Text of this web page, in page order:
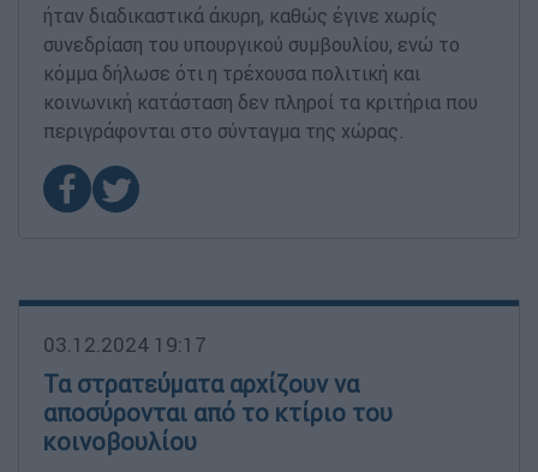
ήταν διαδικαστικά άκυρη, καθώς έγινε χωρίς
συνεδρίαση του υπουργικού συμβουλίου, ενώ το
κόμμα δήλωσε ότι η τρέχουσα πολιτική και
κοινωνική κατάσταση δεν πληροί τα κριτήρια που
περιγράφονται στο σύνταγμα της χώρας.
03.12.2024 19:17
Τα στρατεύματα αρχίζουν να
αποσύρονται από το κτίριο του
κοινοβουλίου